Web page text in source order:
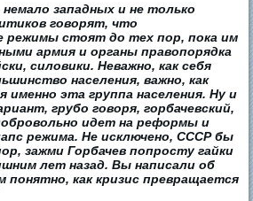
немало западных и не только
говорят, что
режимы стоят до тех пор, пока им
армия и органы правопорядка
силовики. Неважно, как себя
населения, важно, как
именно эта группа населения. Ну и
грубо говоря, горбачевский,
идет на реформы и
режима. Не исключено, СССР бы
зажми Горбачев попросту гайки
лет назад. Вы написали об
понятно, как кризис превращается